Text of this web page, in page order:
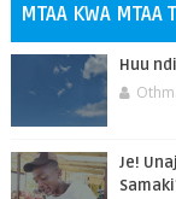
MTAA KWA MTAA
Huu
Je!